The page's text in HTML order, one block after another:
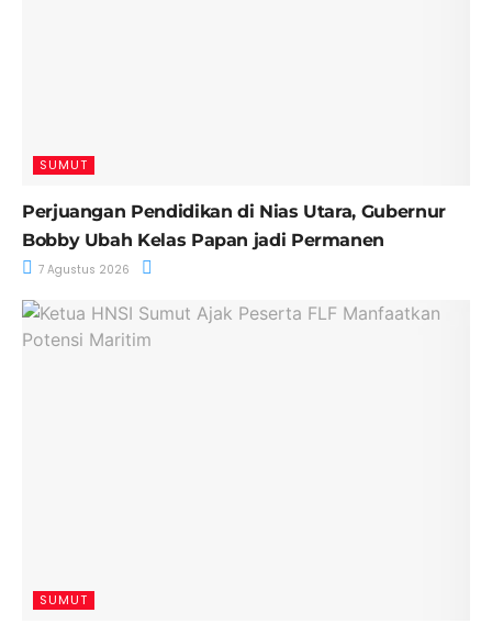
SUMUT
Perjuangan Pendidikan di Nias Utara, Gubernur
Bobby Ubah Kelas Papan jadi Permanen
7 Agustus 2026
SUMUT